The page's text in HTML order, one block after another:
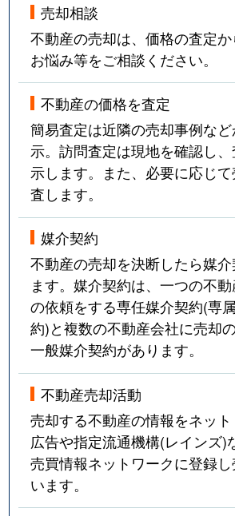
売却相談
不動産の売却は、価格の査定か
お悩み等をご相談ください。
不動産の価格を査定
簡易査定は近隣の売却事例な
示。訪問査定は現地を確認し
示します。また、必要に応じ
査します。
媒介契約
不動産の売却を決断したら媒
ます。媒介契約は、一つの不
の依頼をする専任媒介契約(専
約)と複数の不動産会社に売却
一般媒介契約があります。
不動産売却活動
売却する不動産の情報をネッ
広告や指定流通機構(レインズ)
売買情報ネットワークに登録
います。